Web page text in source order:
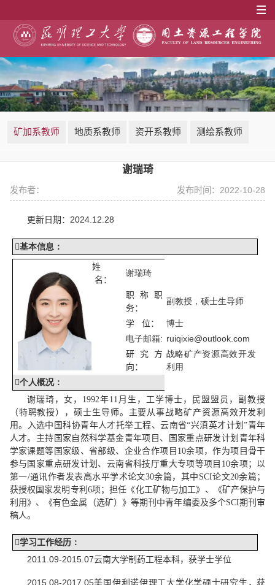
矿加系教师 地质系教师 资开系教师 测绘系教师
谢瑞琦
发布者： 发布时间：2022-10-28
更新日期： 2024. 12 28
基本信息 ：
姓
名：
谢瑞琦
职称职
务：
副教授， 硕士生导师
学 位：
博士
电子邮箱: ruiqixie@outlook.com
研究方
向：
战略矿产资源高效开发
利用
个人概况：
谢瑞琦，女 ， 1992年11 月 生， 工学博士，
民盟盟员，副教授
（特聘教授）
，硕士生导师。主要从事战略矿产资源高效开发利
用。
入选中国科协青年人才托举工程、云南省“兴滇英才计划”青年
人才。 主持国家自然科学基金青年项目、国家重点研发计划青年科
学家课题等国家级、省部级、企业合作项目 10余项，作为项目骨干
参与国家重点研发计划、云南省科技厅重大专项等项目 10余项； 以
第一/通讯作者发表高水平学术论文30余篇， 其中 SCI论文20余篇；
获授权国家发明专利 6项；担任 《化工矿物与加工》、《矿产保护与
利用》、《有色金属（选矿）》等期刊中青年编委及多个SCI期刊审
稿人。
学习工作经历：
2011.09-2015.07云南大学制药工程本科，获学士学位
2015.08-2017.05美国伊利诺伊理工大学化学硕士研究生，获